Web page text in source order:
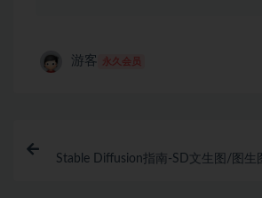
游客 永久会员
Stable Diffusion指南-SD文生图/图生